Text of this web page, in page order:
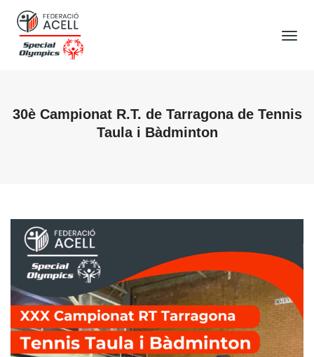
30è Campionat R.T. de Tarragona de Tennis
Taula i Bàdminton